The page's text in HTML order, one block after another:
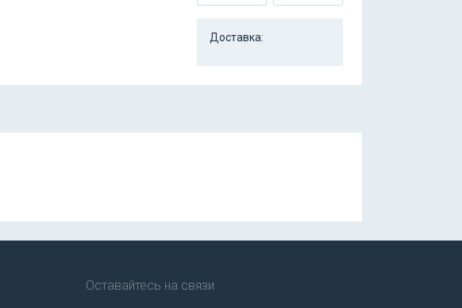
Доставка:
Оставайтесь на связи